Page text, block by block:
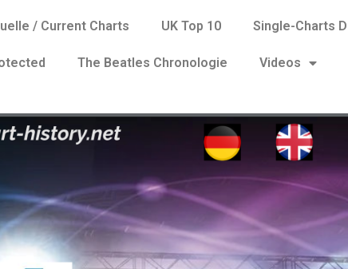
/ Current Charts UK Top 10 Single-Charts D
The Beatles Chronologie Videos